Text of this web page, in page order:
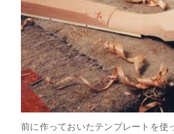
前に作っておいたテンプレートを使